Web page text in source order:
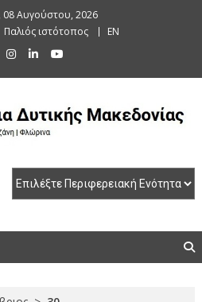
08 Αυγούστου, 2026
Παλιός ιστότοπος EN